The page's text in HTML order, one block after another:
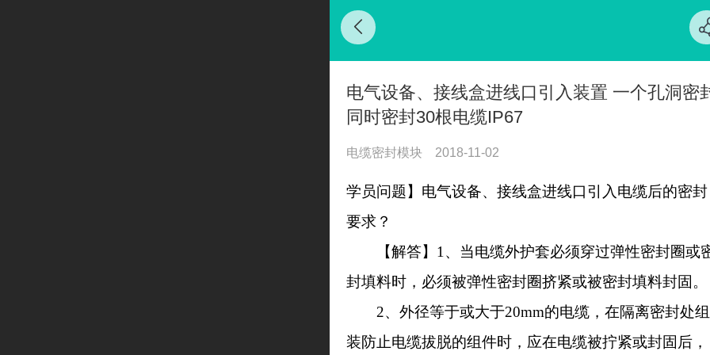
电气设备、接线盒进线口引入装置 一个孔洞密
同时密封30根电缆IP67
电缆密封模块 2018-11-02
学员问题】电气设备、接线盒进线口引入电缆后的密封
要求？
【解答】1、当电缆外护套必须穿过弹性密封圈或
封填料时，必须被弹性密封圈挤紧或被密封填料封固。
2、外径等于或大于20mm的电缆，在隔离密封处组
装防止电缆拔脱的组件时，应在电缆被拧紧或封固后，